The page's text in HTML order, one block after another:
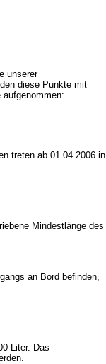
unserer
diese Punkte mit
treten ab 01.04.2006 in
Mindestlänge des
an Bord befinden,
Liter. Das